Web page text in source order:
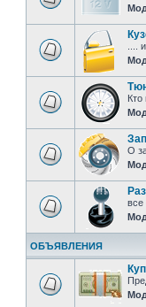
....
Кто
О
все
ОБЪЯВЛЕНИЯ